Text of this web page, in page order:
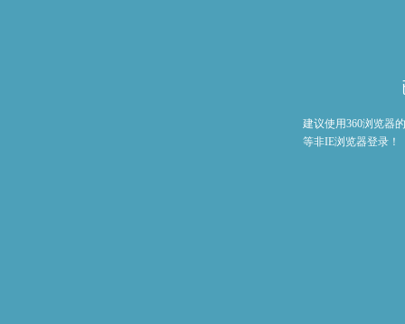
建议使用360浏览器
等非IE浏览器登录！